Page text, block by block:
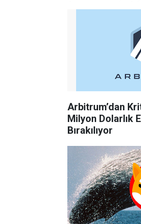
Arbitrum’dan
Milyon Dolarlık
Bırakılıyor